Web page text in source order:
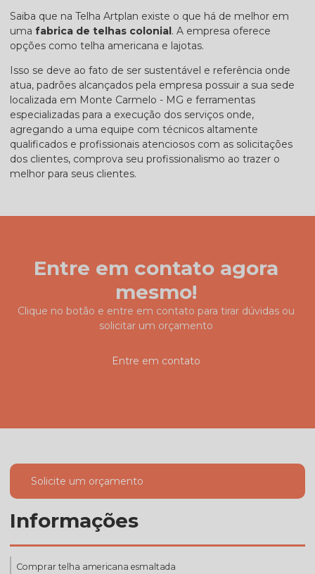
Saiba que na Telha Artplan existe o que há de melhor em
uma fabrica de telhas colonial. A empresa oferece
opções como telha americana e lajotas.
Isso se deve ao fato de ser sustentável e referência onde
atua, padrões alcançados pela empresa possuir a sua sede
localizada em Monte Carmelo - MG e ferramentas
especializadas para a execução dos serviços onde,
agregando a uma equipe com técnicos altamente
qualificados e profissionais atenciosos com as solicitações
dos clientes, comprova seu profissionalismo ao trazer o
melhor para seus clientes.
Entre em contato agora
mesmo!
Clique no botão e entre em contato para tirar dúvidas ou
solicitar um orçamento
Entre em contato
Solicite um orçamento
Informações
Comprar telha americana esmaltada